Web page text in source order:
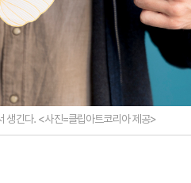
생긴다. <사진=클립아트코리아 제공>